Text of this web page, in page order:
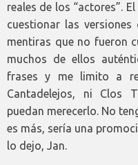
reales de los “actores”.
cuestionar las
mentiras que no fueron
muchos de ellos
frases y me limito a
Cantadelejos, ni Clos
puedan merecerlo. No
es más, sería una
lo dejo, Jan.